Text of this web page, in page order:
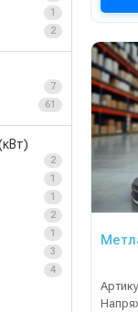
1
2
7
61
2
1
1
2
1
3
4